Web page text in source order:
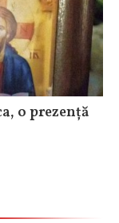
o prezență